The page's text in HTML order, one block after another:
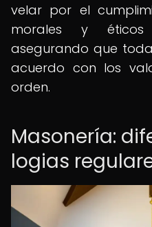
velar por el
morales y
asegurando que
acuerdo con los
orden.
Masonería:
logias